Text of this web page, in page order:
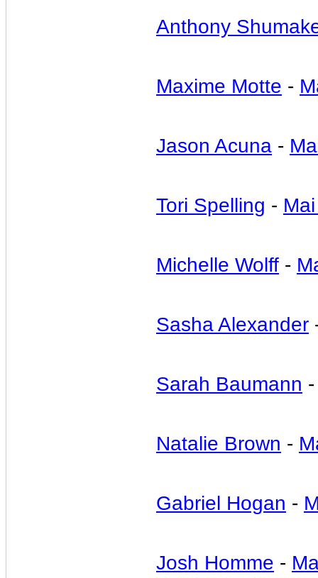
Anthony
Maxime Motte -
Jason Acuna -
Tori Spelling -
Michelle Wolff -
Sasha Alexander
Sarah Baumann
Natalie Brown -
Gabriel Hogan -
Josh Homme -